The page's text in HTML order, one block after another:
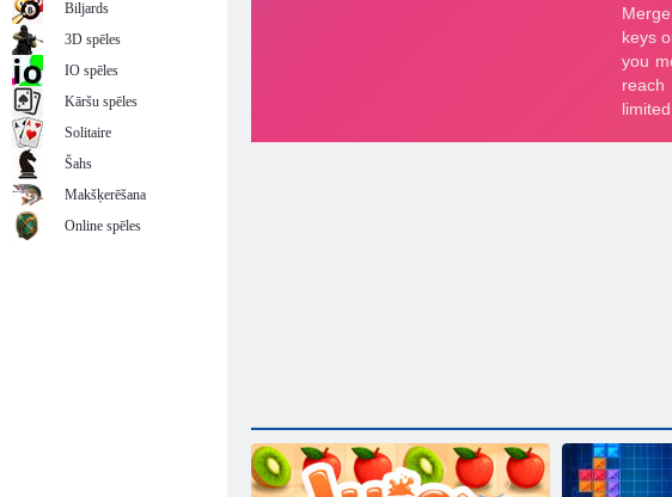
Biljards
3D spēles
IO spēles
Kāršu spēles
Solitaire
Šahs
Makšķerēšana
Online spēles